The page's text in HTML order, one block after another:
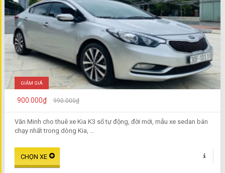
GIẢM GIÁ
900.000₫ 990.000₫
Văn Minh cho thuê xe Kia K3 số tự động, đời mới, mẫu xe sedan bán
chạy nhất trong dòng Kia, ...